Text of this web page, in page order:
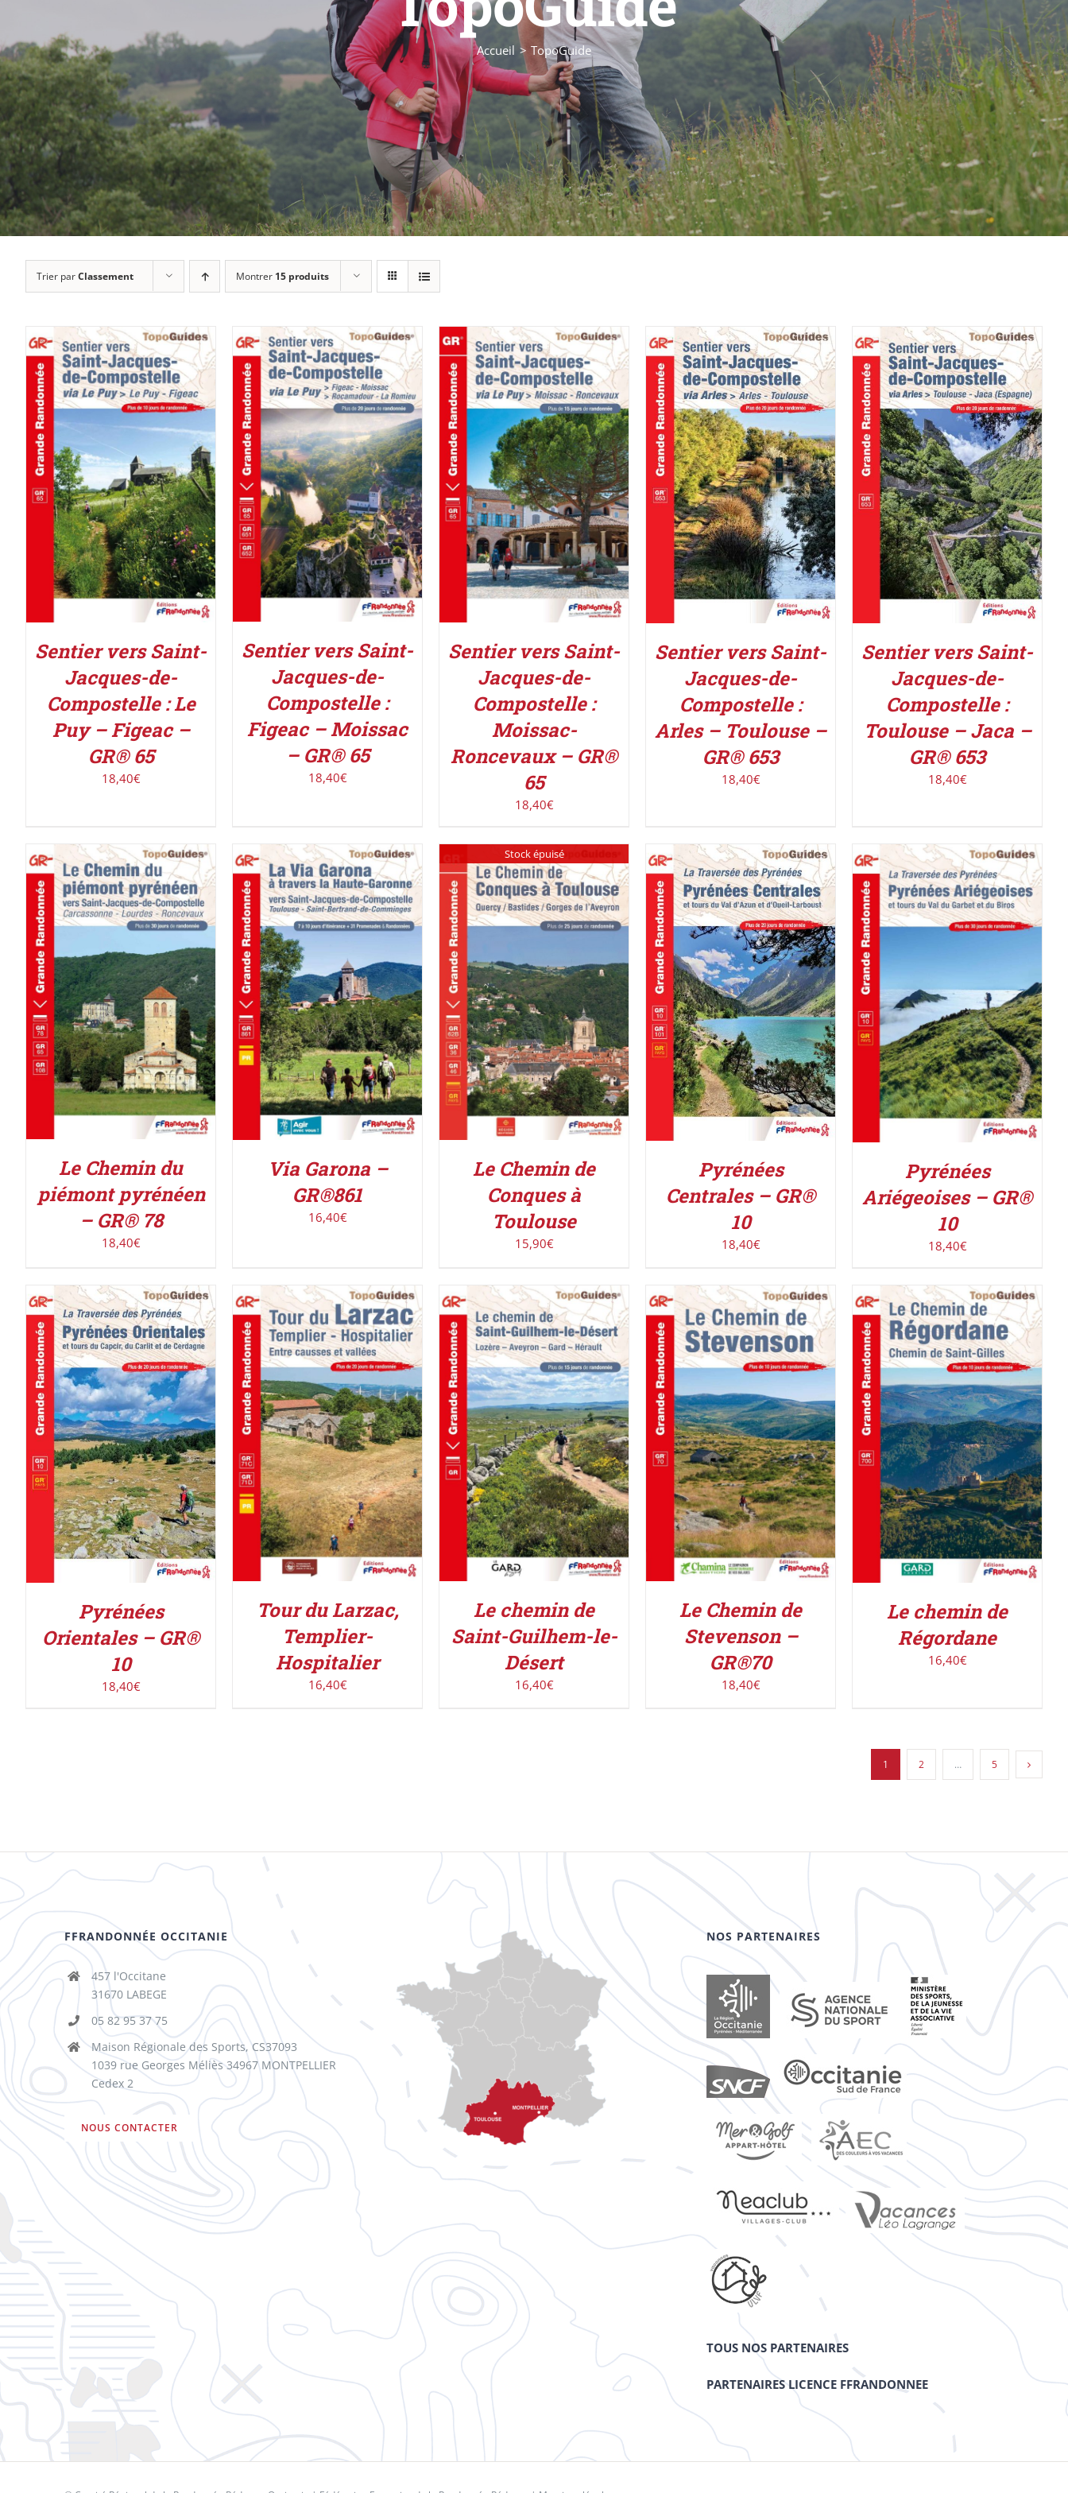
Accueil TopoGuide
Trier parClassement Montrer 15 produits
AJOUTER AU PANIER
/
DÉTAILS
Sentier vers Saint-
Jacques-de-
Compostelle : Le
Puy – Figeac –
GR® 65
18,40€
AJOUTER AU PANIER
/
DÉTAILS
Sentier vers Saint-
Jacques-de-
Compostelle :
Figeac – Moissac
– GR® 65
18,40€
AJOUTER AU PANIER
/
DÉTAILS
Sentier vers Saint-
Jacques-de-
Compostelle :
Moissac-
Roncevaux – GR®
65
18,40€
AJOUTER AU PANIER
/
DÉTAILS
Sentier vers Saint-
Jacques-de-
Compostelle :
Arles – Toulouse –
GR® 653
18,40€
AJOUTER AU PANIER
/
DÉTAILS
Sentier vers Saint-
Jacques-de-
Compostelle :
Toulouse – Jaca –
GR® 653
18,40€
AJOUTER AU PANIER
/
DÉTAILS
Le Chemin du
piémont pyrénéen
– GR® 78
18,40€
AJOUTER AU PANIER
/
DÉTAILS
Via Garona –
GR®861
16,40€
Stock épuisé
DÉTAILS
Le Chemin de
Conques à
Toulouse
15,90€
AJOUTER AU PANIER
/
DÉTAILS
Pyrénées
Centrales – GR®
10
18,40€
AJOUTER AU PANIER
/
DÉTAILS
Pyrénées
Ariégeoises – GR®
10
18,40€
AJOUTER AU PANIER
/
DÉTAILS
Pyrénées
Orientales – GR®
10
18,40€
AJOUTER AU PANIER
/
DÉTAILS
Tour du Larzac,
Templier-
Hospitalier
16,40€
AJOUTER AU PANIER
/
DÉTAILS
Le chemin de
Saint-Guilhem-le-
Désert
16,40€
AJOUTER AU PANIER
/
DÉTAILS
Le Chemin de
Stevenson –
GR®70
18,40€
ACHETER LE PRODUIT
/
DÉTAILS
Le chemin de
Régordane
16,40€
1 2 … 5
FFRANDONNÉE OCCITANIE
457 l'Occitane
31670 LABEGE
05 82 95 37 75
Maison Régionale des Sports, CS37093
1039 rue Georges Méliès 34967 MONTPELLIER
Cedex 2
NOUS CONTACTER
NOS PARTENAIRES
TOUS NOS PARTENAIRES
PARTENAIRES LICENCE FFRANDONNEE